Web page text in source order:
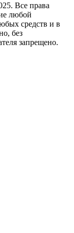
Все права
любой
средств и в
без
запрещено.